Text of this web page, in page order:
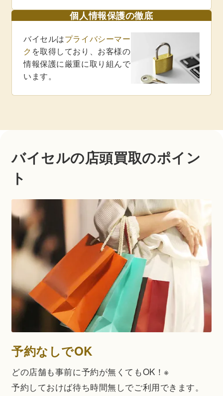
個人情報保護の徹底
バイセルはプライバシーマー
ク を取得しており、お客様の
情報保護に厳重に取り組んで
います。
バイセルの店頭買取のポイン
ト
予約なしでOK
どの店舗も事前に予約が無くてもOK！※
予約しておけば待ち時間無しでご利用できます。